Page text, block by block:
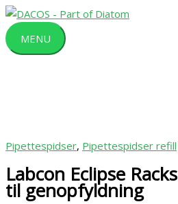
Gå
til
indholdet
MENU
MENU
Pipettespidser, Pipettespidser refill
Labcon Eclipse Racks
til genopfyldning
på
varesiden
på
varesiden
på
varesiden
på
varesiden